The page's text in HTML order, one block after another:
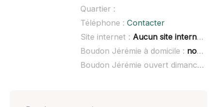
Quartier :
Téléphone : Contacter
Site internet : Aucun site internet connu
Boudon Jérémie à domicile : non renseigné
Boudon Jérémie ouvert dimanche :